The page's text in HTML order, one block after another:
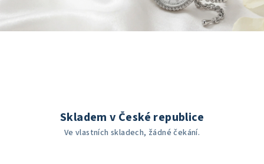
Skladem v České republice
Ve vlastních skladech, žádné čekání.